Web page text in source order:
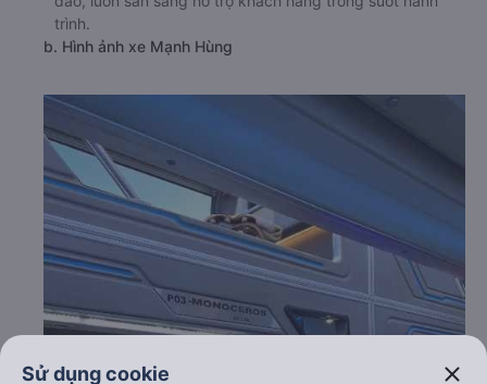
đặc trong ngày. Chất lượng tốt và giá cả phải chăng là
một điểm cộng lớn của nhà xe. Trên xe được trang bị đầy
đủ tiện nghi hiện đại. Đội ngũ nhân viên rất nhiệt tình, chu
trình.
b. Hình ảnh xe Mạnh Hùng
Sử dụng cookie close